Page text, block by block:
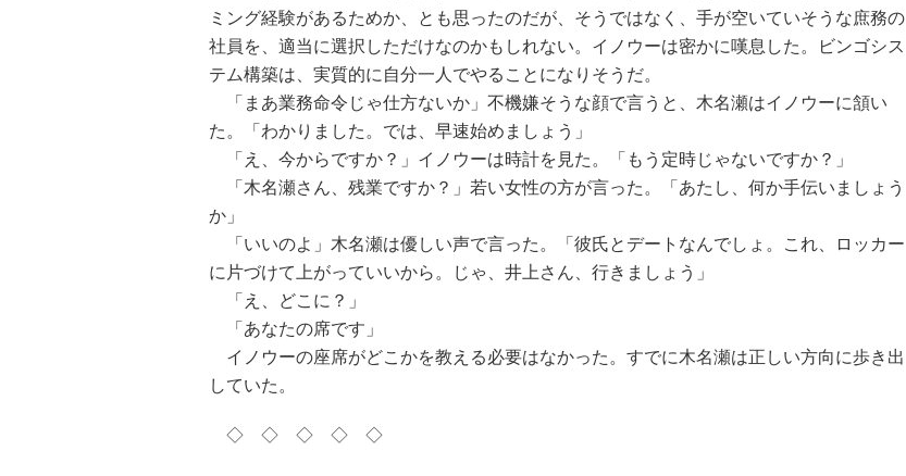
ミング経験があるためか、とも思ったのだが、そうではなく、手が空いていそうな庶務の
社員を、適当に選択しただけなのかもしれない。イノウーは密かに嘆息した。ビンゴシス
テム構築は、実質的に自分一人でやることになりそうだ。
「まあ業務命令じゃ仕方ないか」不機嫌そうな顔で言うと、木名瀬はイノウーに頷い
た。「わかりました。では、早速始めましょう」
「え、今からですか？」イノウーは時計を見た。「もう定時じゃないですか？」
「木名瀬さん、残業ですか？」若い女性の方が言った。「あたし、何か手伝いましょう
か」
「いいのよ」木名瀬は優しい声で言った。「彼氏とデートなんでしょ。これ、ロッカー
に片づけて上がっていいから。じゃ、井上さん、行きましょう」
「え、どこに？」
「あなたの席です」
イノウーの座席がどこかを教える必要はなかった。すでに木名瀬は正しい方向に歩き出
していた。
◇ ◇ ◇ ◇ ◇